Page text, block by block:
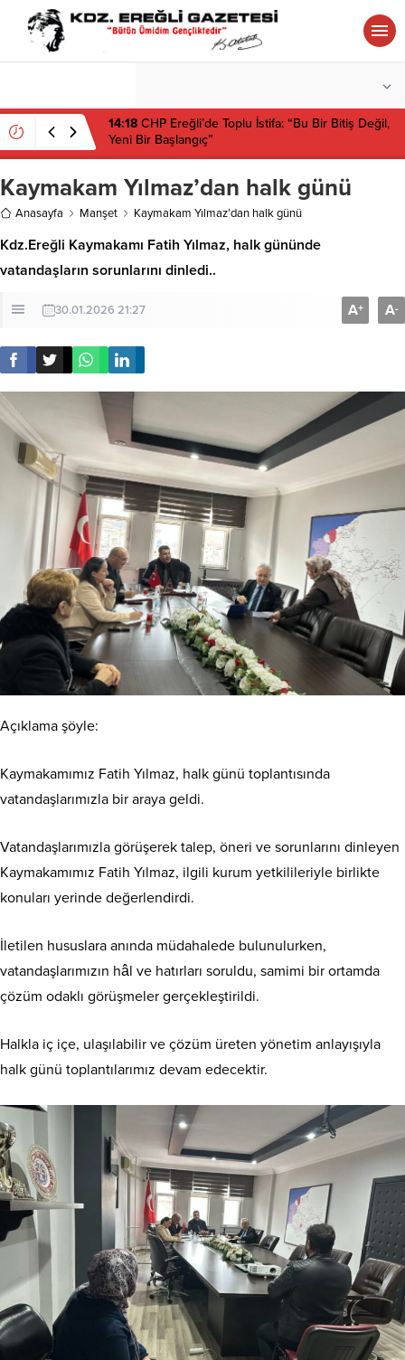
14:18 CHP Ereğli’de Toplu İstifa: “Bu Bir Bitiş Değil,
Yeni Bir Başlangıç”
Kaymakam Yılmaz’dan halk günü
Anasayfa Manşet Kaymakam Yılmaz’dan halk günü
Kdz.Ereğli Kaymakamı Fatih Yılmaz, halk gününde
vatandaşların sorunlarını dinledi..
30.01.2026 21:27 A+ A-
Açıklama şöyle:
Kaymakamımız Fatih Yılmaz, halk günü toplantısında
vatandaşlarımızla bir araya geldi.
Vatandaşlarımızla görüşerek talep, öneri ve sorunlarını dinleyen
Kaymakamımız Fatih Yılmaz, ilgili kurum yetkilileriyle birlikte
konuları yerinde değerlendirdi.
İletilen hususlara anında müdahalede bulunulurken,
vatandaşlarımızın hâl ve hatırları soruldu, samimi bir ortamda
çözüm odaklı görüşmeler gerçekleştirildi.
Halkla iç içe, ulaşılabilir ve çözüm üreten yönetim anlayışıyla
halk günü toplantılarımız devam edecektir.